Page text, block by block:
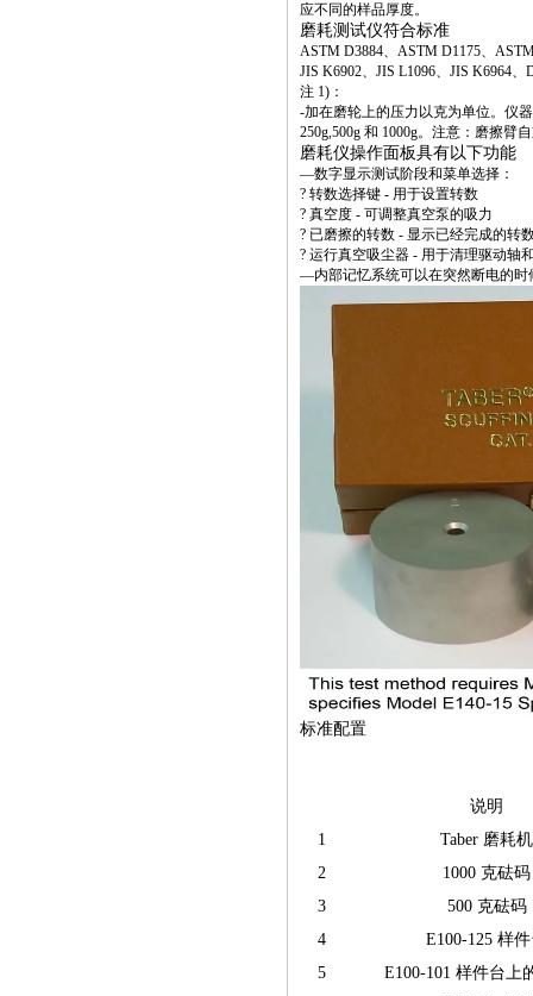
应不同的样品厚度。
磨耗测试仪符合标准
ASTM D3884、ASTM D1175、
JIS K6902、JIS L1096、JIS K6964
注 1)：
-加在磨轮上的压力以克为单位。仪
250g,500g 和 1000g。注意：磨擦臂
磨耗仪操作面板具有以下功能
—数字显示测试阶段和菜单选择：
? 转数选择键 - 用于设置转数
? 真空度 - 可调整真空泵的吸力
? 已磨擦的转数 - 显示已经完成的转
? 运行真空吸尘器 - 用于清理驱动轴
—内部记忆系统可以在突然断电的时
标准配置
说明
1
Taber 磨耗机
2
1000 克砝码
3
500 克砝码
4
E100-125 样
5
E100-101 样件台上